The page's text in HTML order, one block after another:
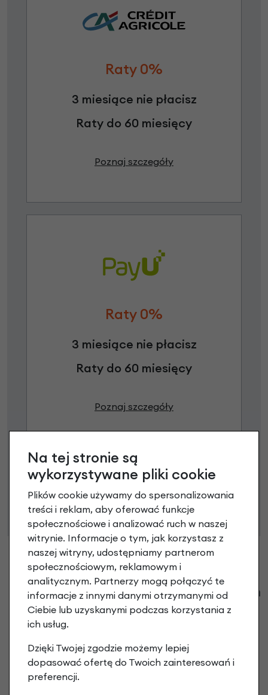
Raty 0%
3 miesiące nie płacisz
Raty do 60 miesięcy
Poznaj szczegóły
Raty 0%
3 miesiące nie płacisz
Raty do 60 miesięcy
Poznaj szczegóły
Niniejsza propozycja nie stanowi oferty w rozumieniu art.
66 Kodeksu Cywilnego. Ostateczna decyzja o warunkach
i przyznaniu kredytu zostanie podjęta po ocenie
zdolności kredytowej.
Klienci zadali następujące pytania o ten
produkt
co chcesz zapytać?
Na tej stronie są
wykorzystywane pliki cookie
Plików cookie używamy do spersonalizowania
treści i reklam, aby oferować funkcje
społecznościowe i analizować ruch w naszej
witrynie. Informacje o tym, jak korzystasz z
naszej witryny, udostępniamy partnerom
społecznościowym, reklamowym i
analitycznym. Partnerzy mogą połączyć te
informacje z innymi danymi otrzymanymi od
Ciebie lub uzyskanymi podczas korzystania z
ich usług.
Dzięki Twojej zgodzie możemy lepiej
dopasować ofertę do Twoich zainteresowań i
preferencji.